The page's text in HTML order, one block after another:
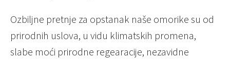
Ozbiljne pretnje za opstanak naše omorike su od
prirodnih uslova, u vidu klimatskih promena,
slabe moći prirodne regearacije, nezavidne